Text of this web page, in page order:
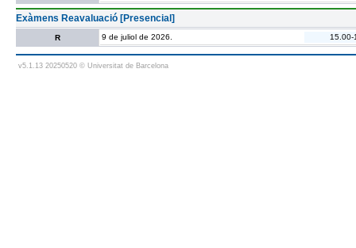
Exàmens Reavaluació [Presencial]
R 9 de juliol de 2026. 15.00-
v5.1.13 20250520 © Universitat de Barcelona